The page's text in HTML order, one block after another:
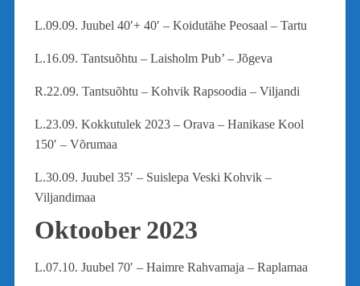
L.09.09. Juubel 40′+ 40′ – Koidutähe Peosaal – Tartu
L.16.09. Tantsuõhtu – Laisholm Pub’ – Jõgeva
R.22.09. Tantsuõhtu – Kohvik Rapsoodia – Viljandi
L.23.09. Kokkutulek 2023 – Orava – Hanikase Kool
150′ – Võrumaa
L.30.09. Juubel 35′ – Suislepa Veski Kohvik –
Viljandimaa
Oktoober 2023
L.07.10. Juubel 70′ – Haimre Rahvamaja – Raplamaa